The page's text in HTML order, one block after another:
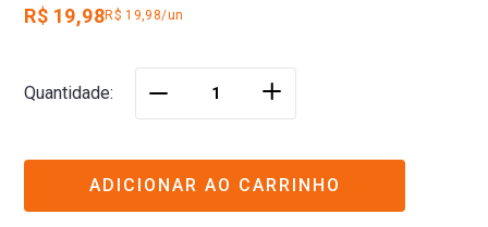
R$ 19,98R$ 19,98/un
Quantidade ＋
ADICIONAR AO CARRINHO